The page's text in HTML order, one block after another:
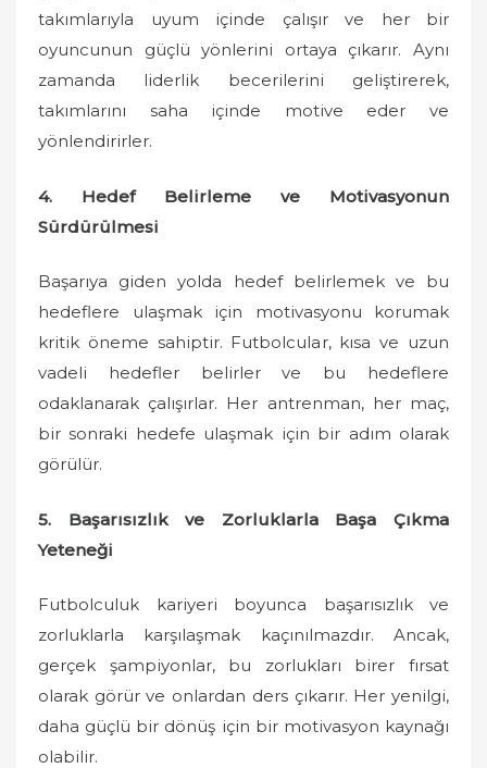
takımlarıyla uyum içinde çalışır ve her bir
oyuncunun güçlü yönlerini ortaya çıkarır. Aynı
zamanda liderlik becerilerini geliştirerek,
takımlarını saha içinde motive eder ve
yönlendirirler.
4. Hedef Belirleme ve Motivasyonun
Sürdürülmesi
Başarıya giden yolda hedef belirlemek ve bu
hedeflere ulaşmak için motivasyonu korumak
kritik öneme sahiptir. Futbolcular, kısa ve uzun
vadeli hedefler belirler ve bu hedeflere
odaklanarak çalışırlar. Her antrenman, her maç,
bir sonraki hedefe ulaşmak için bir adım olarak
görülür.
5. Başarısızlık ve Zorluklarla Başa Çıkma
Yeteneği
Futbolculuk kariyeri boyunca başarısızlık ve
zorluklarla karşılaşmak kaçınılmazdır. Ancak,
gerçek şampiyonlar, bu zorlukları birer fırsat
olarak görür ve onlardan ders çıkarır. Her yenilgi,
daha güçlü bir dönüş için bir motivasyon kaynağı
olabilir.